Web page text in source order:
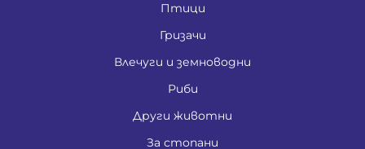
Птици
Гризачи
Влечуги и земноводни
Риби
Други животни
За стопани